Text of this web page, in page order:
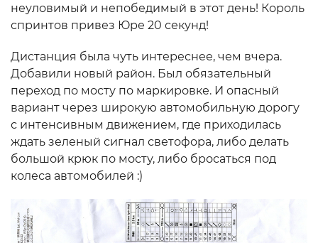
неуловимый и непобедимый в этот день! Король
спринтов привез Юре 20 секунд!
Дистанция была чуть интереснее, чем вчера.
Добавили новый район. Был обязательный
переход по мосту по маркировке. И опасный
вариант через широкую автомобильную дорогу
с интенсивным движением, где приходилась
ждать зеленый сигнал светофора, либо делать
большой крюк по мосту, либо бросаться под
колеса автомобилей :)